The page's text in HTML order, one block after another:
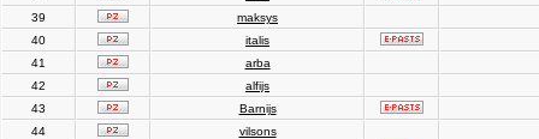
39
maksys
40
italis
41
arba
42
alfijs
43
Barnijs
44
vilsons